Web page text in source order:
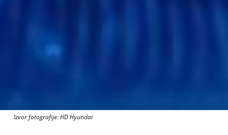
Izvor fotografije: HD Hyundai